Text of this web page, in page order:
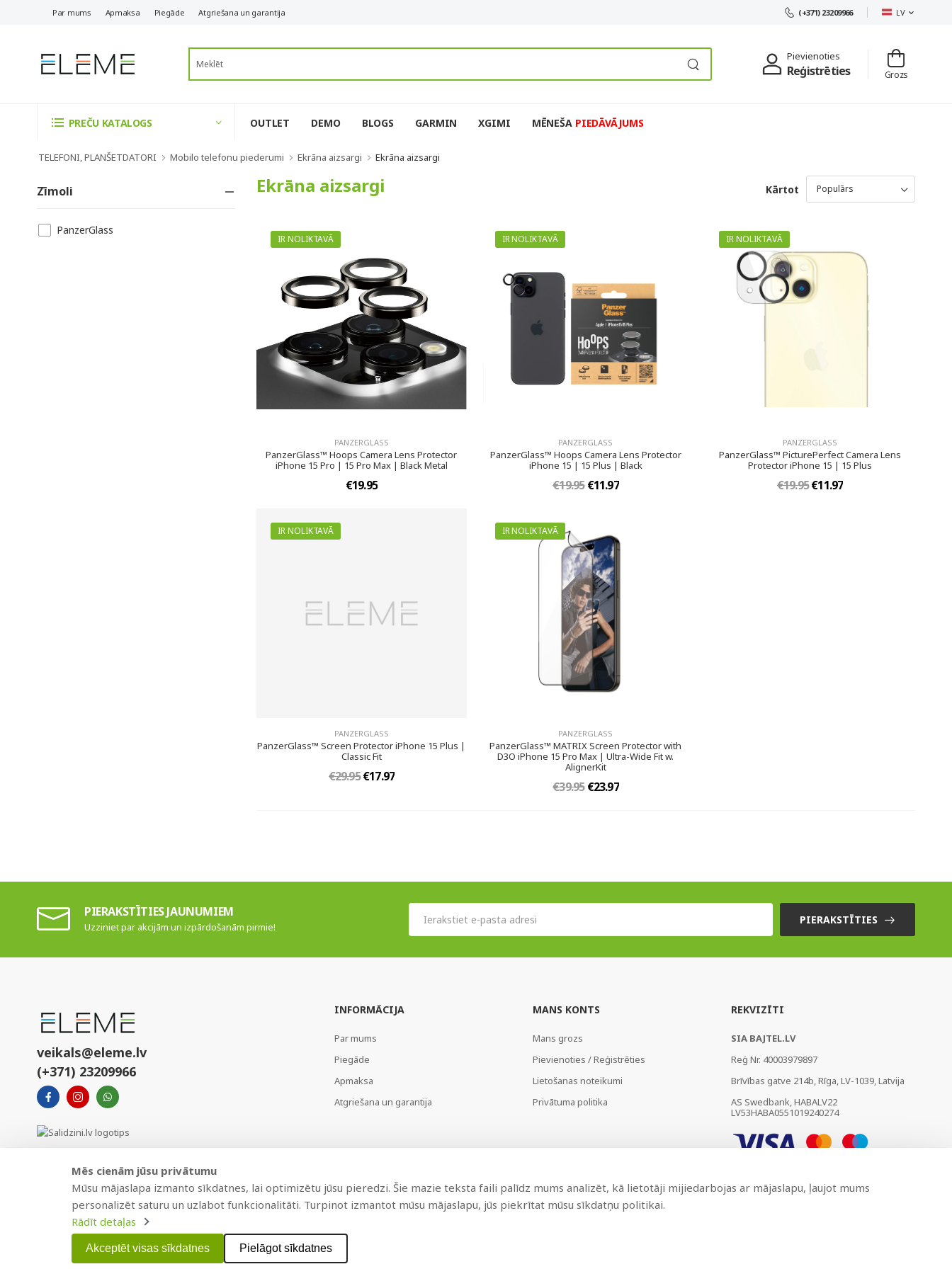
Par mums Apmaksa Piegāde Atgriešana un garantija (+371) 23209966 LV
Pievienoties
Reģistrēties Grozs
PREČU KATALOGS OUTLET DEMO BLOGS GARMIN XGIMI MĒNEŠA PIEDĀVĀJUMS
TELEFONI, PLANŠETDATORI Mobilo telefonu piederumi Ekrāna aizsargi Ekrāna aizsargi
Zīmoli
PanzerGlass
Ekrāna aizsargi Kārtot
IR NOLIKTAVĀ
PANZERGLASS
PanzerGlass™ Hoops Camera Lens Protector
iPhone 15 Pro | 15 Pro Max | Black Metal
€19.95
IR NOLIKTAVĀ
PANZERGLASS
PanzerGlass™ Hoops Camera Lens Protector
iPhone 15 | 15 Plus | Black
€19.95€11.97
IR NOLIKTAVĀ
PANZERGLASS
PanzerGlass™ PicturePerfect Camera Lens
Protector iPhone 15 | 15 Plus
€19.95€11.97
IR NOLIKTAVĀ
PANZERGLASS
PanzerGlass™ Screen Protector iPhone 15 Plus |
Classic Fit
€29.95€17.97
IR NOLIKTAVĀ
PANZERGLASS
PanzerGlass™ MATRIX Screen Protector with
D3O iPhone 15 Pro Max | Ultra-Wide Fit w.
AlignerKit
€39.95€23.97
PIERAKSTĪTIES JAUNUMIEM
Uzziniet par akcijām un izpārdošanām pirmie!
PIERAKSTĪTIES
veikals@eleme.lv
(+371) 23209966
INFORMĀCIJA
Par mums
Piegāde
Apmaksa
Atgriešana un garantija
MANS KONTS
Mans grozs
Pievienoties / Reģistrēties
Lietošanas noteikumi
Privātuma politika
REKVIZĪTI
SIA BAJTEL.LV
Reģ Nr. 40003979897
Brīvības gatve 214b, Rīga, LV-1039, Latvija
AS Swedbank, HABALV22
LV53HABA0551019240274
Copyright © 2021 BAJTEL.LV SIA. Visas tiesības aizsargātas.
Mēs cienām jūsu privātumu
Mūsu mājaslapa izmanto sīkdatnes, lai optimizētu jūsu pieredzi. Šie mazie teksta faili palīdz mums analizēt, kā lietotāji mijiedarbojas ar mājaslapu, ļaujot mums
personalizēt saturu un uzlabot funkcionalitāti. Turpinot izmantot mūsu mājaslapu, jūs piekrītat mūsu sīkdatņu politikai.
Rādīt detaļas
Akceptēt visas sīkdatnes Pielāgot sīkdatnes